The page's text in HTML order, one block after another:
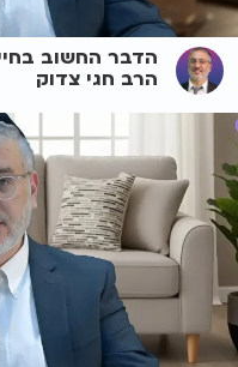
הדבר החשוב
הרב חגי צדוק